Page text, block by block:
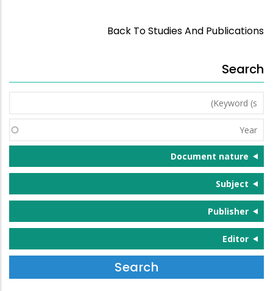
Back To Studies And Publications
Search
Keyword
(s)
Year
Document nature
Subject
Publisher
Editor